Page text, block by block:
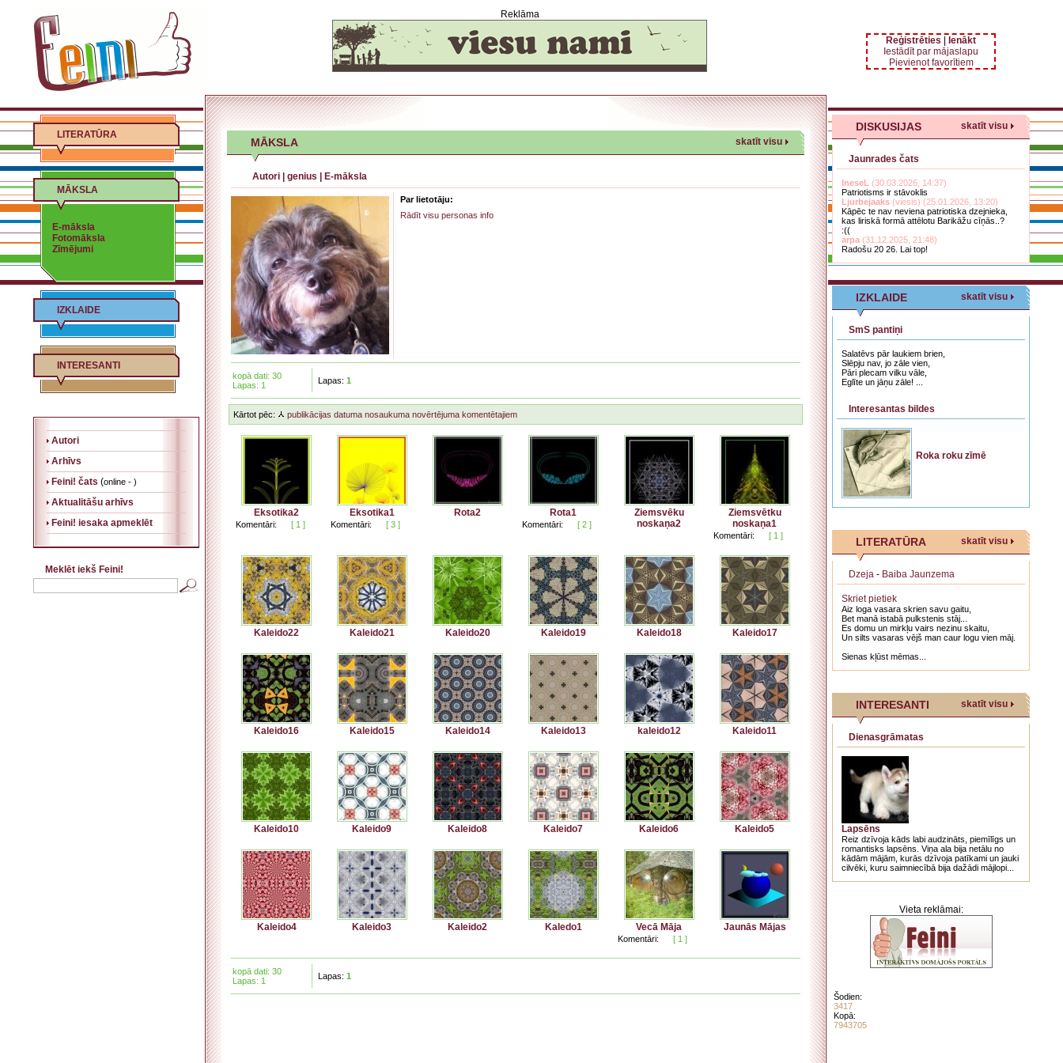
Reklāma
Reģistrēties
Ienākt
Iestādīt par mājaslapu
Pievienot favorītiem
LITERATŪRA
MĀKSLA
E-māksla
Fotomāksla
Zīmējumi
IZKLAIDE
INTERESANTI
Autori
Arhīvs
Feini! čats (online - )
Aktualitāšu arhīvs
Feini! iesaka apmeklēt
Meklēt iekš Feini!
MĀKSLA skatīt visu
Autori genius E-māksla
Par lietotāju:
Rādīt visu personas info
kopā dati: 30
Lapas: 1
Lapas: 1
Kārtot pēc: publikācijas datuma nosaukuma novērtējuma komentētajiem
Eksotika2
Komentāri: [ 1 ]
Eksotika1
Komentāri: [ 3 ]
Rota2 Rota1
Komentāri: [ 2 ]
Ziemsvēku
noskaņa2
Ziemsvētku
noskaņa1
Komentāri: [ 1 ]
Kaleido22 Kaleido21 Kaleido20 Kaleido19 Kaleido18 Kaleido17
Kaleido16 Kaleido15 Kaleido14 Kaleido13 kaleido12 Kaleido11
Kaleido10 Kaleido9 Kaleido8 Kaleido7 Kaleido6 Kaleido5
Kaleido4 Kaleido3 Kaleido2 Kaledo1 Vecā Māja
Komentāri: [ 1 ]
Jaunās Mājas
kopā dati: 30
Lapas: 1
Lapas: 1
DISKUSIJAS skatīt visu
Jaunrades čats
IneseL (30.03.2026, 14:37)
Patriotisms ir stāvoklis
Ljurbejaaks (viesis) (25.01.2026, 13:20)
Kāpēc te nav neviena patriotiska dzejnieka,
kas liriskā formā attēlotu Barikāžu cīņās..?
:((
arpa (31.12.2025, 21:48)
Radošu 20 26. Lai top!
IZKLAIDE skatīt visu
SmS pantiņi
Salatēvs pār laukiem brien,
Slēpju nav, jo zāle vien,
Pāri plecam vilku vāle,
Eglīte un jāņu zāle! ...
Interesantas bildes
Roka roku zīmē
LITERATŪRA skatīt visu
Dzeja - Baiba Jaunzema
Skriet pietiek
​Aiz loga vasara skrien savu gaitu,
Bet manā istabā pulkstenis stāj...
Es domu un mirkļu vairs nezinu skaitu,
Un silts vasaras vējš man caur logu vien māj.
​Sienas kļūst mēmas...
INTERESANTI skatīt visu
Dienasgrāmatas
Lapsēns
Reiz dzīvoja kāds labi audzināts, piemīlīgs un
romantisks lapsēns. Viņa ala bija netālu no
kādām mājām, kurās dzīvoja patīkami un jauki
cilvēki, kuru saimniecībā bija dažādi mājlopi...
Vieta reklāmai:
Šodien:
3417
Kopā:
7943705